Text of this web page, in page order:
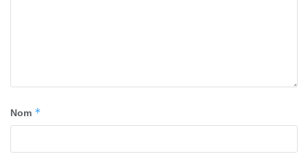
Nom *